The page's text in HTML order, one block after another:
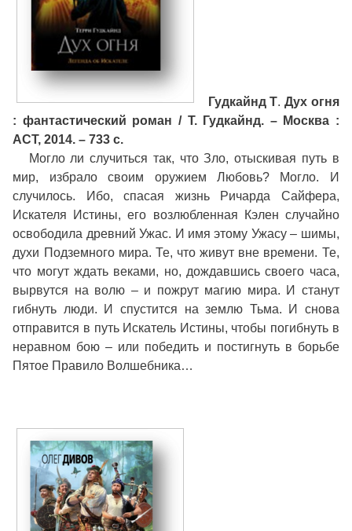
Гудкайнд Т. Дух огня
: фантастический роман / Т. Гудкайнд. – Москва :
АСТ, 2014. – 733 с.
Могло ли случиться так, что Зло, отыскивая путь в
мир, избрало своим оружием Любовь? Могло. И
случилось. Ибо, спасая жизнь Ричарда Сайфера,
Искателя Истины, его возлюбленная Кэлен случайно
освободила древний Ужас. И имя этому Ужасу – шимы,
духи Подземного мира. Те, что живут вне времени. Те,
что могут ждать веками, но, дождавшись своего часа,
вырвутся на волю – и пожрут магию мира. И станут
гибнуть люди. И спустится на землю Тьма. И снова
отправится в путь Искатель Истины, чтобы погибнуть в
неравном бою – или победить и постигнуть в борьбе
Пятое Правило Волшебника…